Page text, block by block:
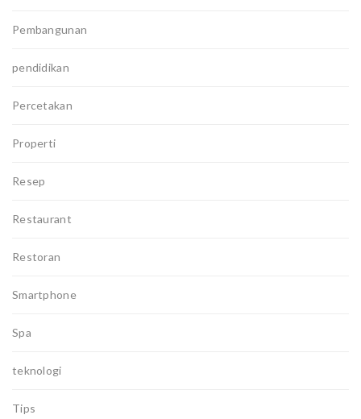
Pembangunan
pendidikan
Percetakan
Properti
Resep
Restaurant
Restoran
Smartphone
Spa
teknologi
Tips